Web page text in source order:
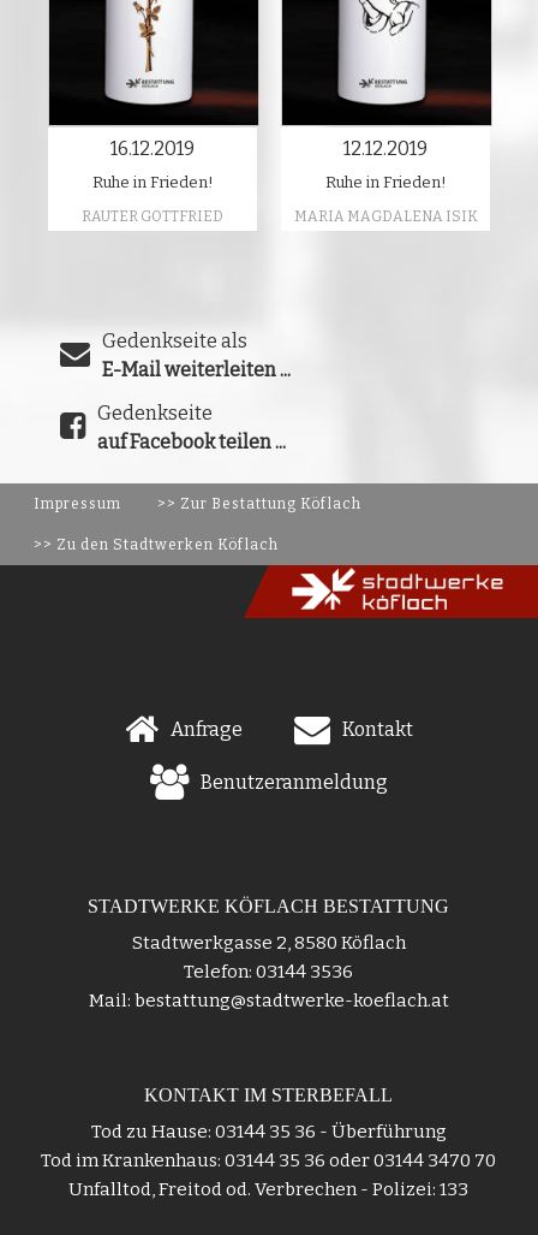
16.12.2019
Ruhe in Frieden!
RAUTER GOTTFRIED
12.12.2019
Ruhe in Frieden!
MARIA MAGDALENA ISIK
Gedenkseite als
E-Mail weiterleiten ...
Gedenkseite
auf Facebook teilen ...
Impressum >> Zur Bestattung Köflach
>> Zu den Stadtwerken Köflach
Anfrage Kontakt
Benutzeranmeldung
STADTWERKE KÖFLACH BESTATTUNG
Stadtwerkgasse 2, 8580 Köflach
Telefon: 03144 3536
Mail: bestattung@stadtwerke-koeflach.at
KONTAKT IM STERBEFALL
Tod zu Hause: 03144 35 36 - Überführung
Tod im Krankenhaus: 03144 35 36 oder 03144 3470 70
Unfalltod, Freitod od. Verbrechen - Polizei: 133